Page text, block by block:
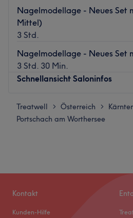
Nagelmodellage - Neues Set
Mittel)
3 Std.
Nagelmodellage - Neues Set
3 Std. 30 Min.
Schnellansicht Saloninfos
Montag
Dienstag
Treatwell > Österreich >
Portschach am Worthersee
Kontakt
Kunden-Hilfe